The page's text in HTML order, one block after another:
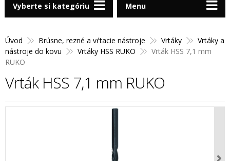
Úvod Brúsne, rezné a vŕtacie nástroje Vrtáky
Vrtáky a
nástroje do kovu
Vrtáky HSS RUKO
Vrták HSS 7,1 mm
RUKO
Vrták HSS 7,1 mm RUKO
Vyberte si kategóriu Menu